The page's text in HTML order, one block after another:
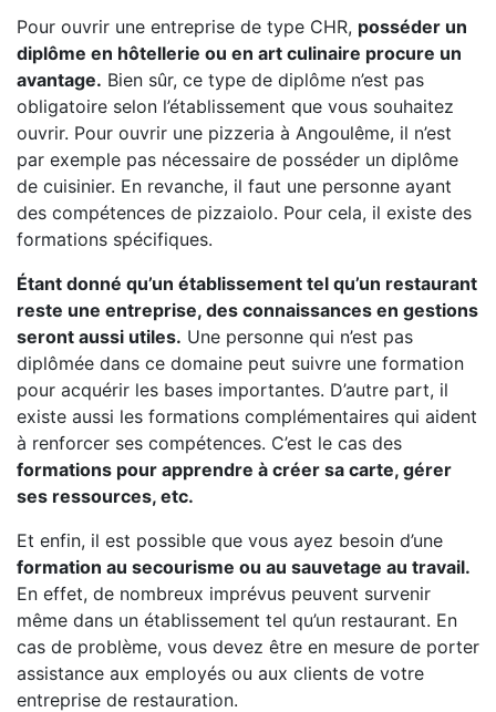
Pour ouvrir une entreprise de type CHR, posséder un
diplôme en hôtellerie ou en art culinaire procure un
avantage. Bien sûr, ce type de diplôme n’est pas
obligatoire selon l’établissement que vous souhaitez
ouvrir. Pour ouvrir une pizzeria à Angoulême, il n’est
par exemple pas nécessaire de posséder un diplôme
de cuisinier. En revanche, il faut une personne ayant
des compétences de pizzaiolo. Pour cela, il existe des
formations spécifiques.
Étant donné qu’un établissement tel qu’un restaurant
reste une entreprise, des connaissances en gestions
seront aussi utiles. Une personne qui n’est pas
diplômée dans ce domaine peut suivre une formation
pour acquérir les bases importantes. D’autre part, il
existe aussi les formations complémentaires qui aident
à renforcer ses compétences. C’est le cas des
formations pour apprendre à créer sa carte, gérer
ses ressources, etc.
Et enfin, il est possible que vous ayez besoin d’une
formation au secourisme ou au sauvetage au travail.
En effet, de nombreux imprévus peuvent survenir
même dans un établissement tel qu’un restaurant. En
cas de problème, vous devez être en mesure de porter
assistance aux employés ou aux clients de votre
entreprise de restauration.